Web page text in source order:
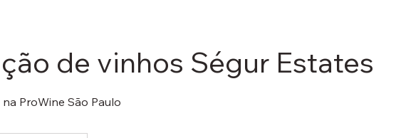
de vinhos Ségur Estates
ProWine São Paulo